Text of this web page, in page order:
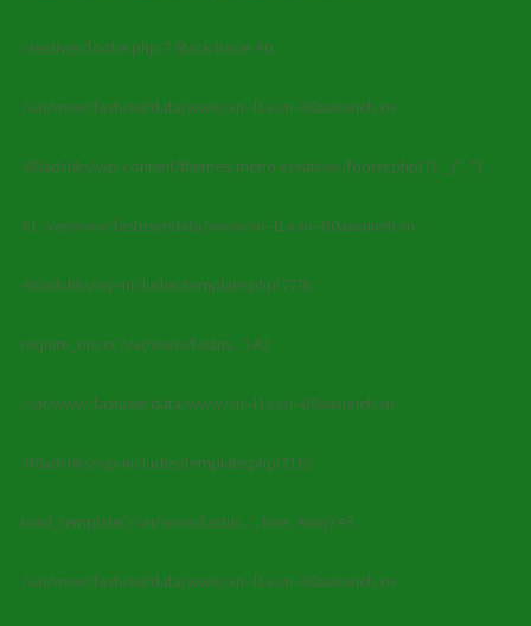
creativex/footer.php:7 Stack trace: #0
/var/www/fastuser/data/www/xn--l1a.xn--80aaxuneh.xn-
-80adxhks/wp-content/themes/metro-creativex/footer.php(7): _('', '')
#1 /var/www/fastuser/data/www/xn--l1a.xn--80aaxuneh.xn-
-80adxhks/wp-includes/template.php(770):
require_once('/var/www/fastus...') #2
/var/www/fastuser/data/www/xn--l1a.xn--80aaxuneh.xn-
-80adxhks/wp-includes/template.php(716):
load_template('/var/www/fastus...', true, Array) #3
/var/www/fastuser/data/www/xn--l1a.xn--80aaxuneh.xn-